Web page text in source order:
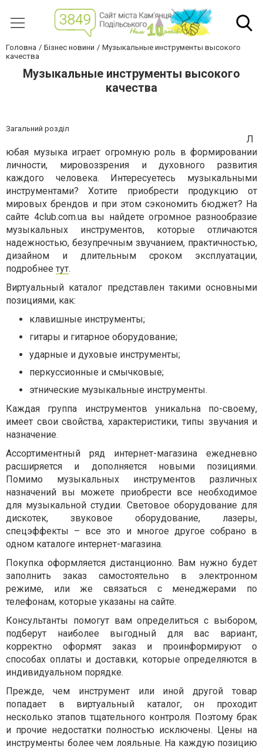
Головна Бізнес новини
Музыкальные инструменты высокого
качества
Музыкальные инструменты высокого
качества
Загальний розділ
Л
юбая музыка играет огромную роль в формировании
личности, мировоззрения и духовного развития
каждого человека. Интересуетесь музыкальными
инструментами? Хотите приобрести продукцию от
мировых брендов и при этом сэкономить бюджет? На
сайте 4club.com.ua вы найдете огромное разнообразие
музыкальных инструментов, которые отличаются
надежностью, безупречным звучанием, практичностью,
дизайном и длительным сроком эксплуатации,
подробнее тут.
Виртуальный каталог представлен такими основными
позициями, как:
клавишные инструменты;
гитары и гитарное оборудование;
ударные и духовые инструменты;
перкуссионные и смычковые;
этнические музыкальные инструменты.
Каждая группа инструментов уникальна по-своему,
имеет свои свойства, характеристики, типы звучания и
назначение.
Ассортиментный ряд интернет-магазина ежедневно
расширяется и дополняется новыми позициями.
Помимо музыкальных инструментов различных
назначений вы можете приобрести все необходимое
для музыкальной студии. Световое оборудование для
дискотек, звуковое оборудование, лазеры,
спецэффекты – все это и многое другое собрано в
одном каталоге интернет-магазина.
Покупка оформляется дистанционно. Вам нужно будет
заполнить заказ самостоятельно в электронном
режиме, или же связаться с менеджерами по
телефонам, которые указаны на сайте.
Консультанты помогут вам определиться с выбором,
подберут наиболее выгодный для вас вариант,
корректно оформят заказ и проинформируют о
способах оплаты и доставки, которые определяются в
индивидуальном порядке.
Прежде, чем инструмент или иной другой товар
попадает в виртуальный каталог, он проходит
несколько этапов тщательного контроля. Поэтому брак
и прочие недостатки полностью исключены. Цены на
инструменты более чем лояльные. На каждую позицию